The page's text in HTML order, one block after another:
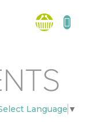
Language ▼
košík